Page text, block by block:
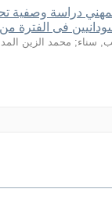
دراسة وصفية
فى الفترة من (يناير2019-
سناء; محمد الزين